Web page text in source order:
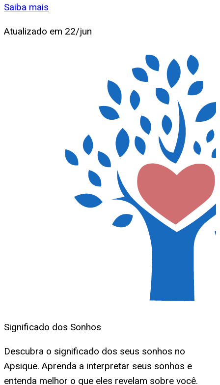
Saiba mais
Atualizado em 22/jun
Significado dos Sonhos
Descubra o significado dos seus sonhos no
Apsique. Aprenda a interpretar seus sonhos e
entenda melhor o que eles revelam sobre você.